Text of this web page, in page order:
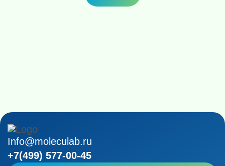
Info@moleculab.ru
+7(499) 577-00-45